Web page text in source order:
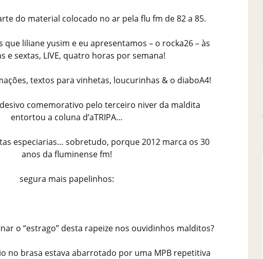
do material colocado no ar pela flu fm de 82 a 85.
liliane yusim e eu apresentamos – o rocka26 – às
e sextas, LIVE, quatro horas por semana!
textos para vinhetas, loucurinhas & o diaboA4!
comemorativo pelo terceiro niver da maldita
entortou a coluna d’aTRIPA…
especiarias… sobretudo, porque 2012 marca os 30
anos da fluminense fm!
segura mais papelinhos:
o “estrago” desta rapeize nos ouvidinhos malditos?
no brasa estava abarrotado por uma MPB repetitiva